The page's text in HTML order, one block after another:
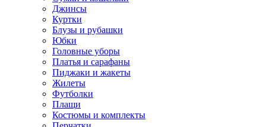
Джинсы
Куртки
Блузы и рубашки
Юбки
Головные уборы
Платья и сарафаны
Пиджаки и жакеты
Жилеты
Футболки
Плащи
Костюмы и комплекты